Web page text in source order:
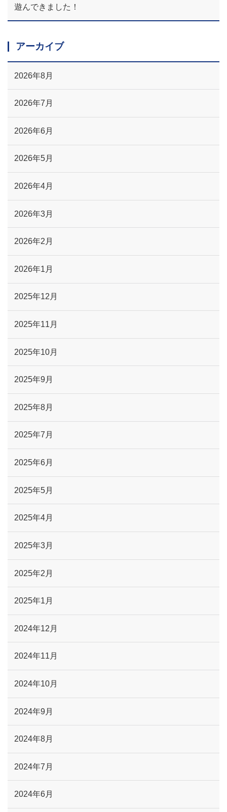
遊んできました！
アーカイブ
2026年8月
2026年7月
2026年6月
2026年5月
2026年4月
2026年3月
2026年2月
2026年1月
2025年12月
2025年11月
2025年10月
2025年9月
2025年8月
2025年7月
2025年6月
2025年5月
2025年4月
2025年3月
2025年2月
2025年1月
2024年12月
2024年11月
2024年10月
2024年9月
2024年8月
2024年7月
2024年6月